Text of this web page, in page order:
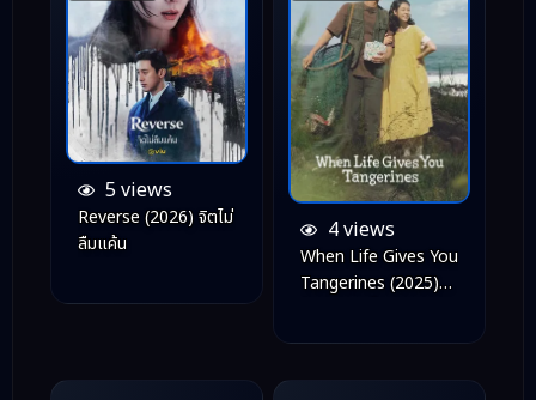
5 views
Reverse (2026) จิตไม่
ลืมแค้น
4 views
When Life Gives You
Tangerines (2025)